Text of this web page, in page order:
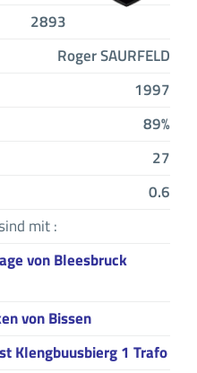
2893
Roger SAURFELD
1997
89%
27
0.6
mit :
von Bleesbruck
von Bissen
Klengbuusbierg 1 Trafo